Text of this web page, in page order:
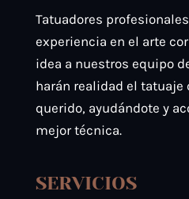
Tatuadores
experiencia en el arte
idea a nuestros equipo
harán realidad el tatuaje
querido, ayudándote y
mejor técnica.
SERVICIOS